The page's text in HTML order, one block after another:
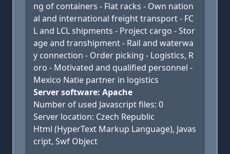
ng of containers - Flat racks - Own nation
al and international freight transport - FC
L and LCL shipments - Project cargo - Stor
age and transhipment - Rail and waterwa
y connection - Order picking - Logistics, R
oro - Motivated and qualified personnel -
Mexico Natie partner in logistics
Server software: Apache
Number of used Javascript files: 0
Server location: Czech Republic
Html (HyperText Markup Language), Javas
cript, Swf Object